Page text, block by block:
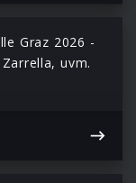
Graz 2026 -
uvm.